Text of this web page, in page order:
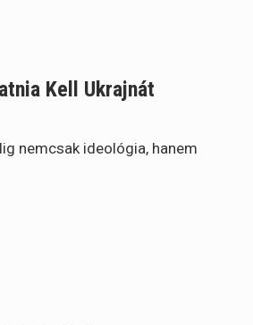
Kell Ukrajnát
nemcsak ideológia, hanem